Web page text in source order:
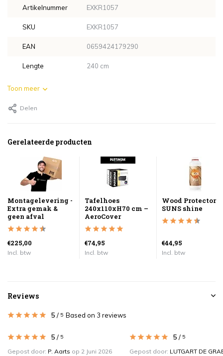
Artikelnummer EXKR1057
SKU EXKR1057
EAN 0659424179290
Lengte 240 cm
Toon meer
Delen
Gerelateerde producten
Montagelevering -
Extra gemak &
geen afval
€225,00
Incl. btw
Tafelhoes
240x110xH70 cm –
AeroCover
€74,95
Incl. btw
Wood Protector
SUNS shine
€44,95
Incl. btw
Reviews
5 / 5 Based on 3 reviews
5 / 5
Gepost door: P. Aarts op 2 Juni 2026
5 / 5
Gepost door: LUTGART DE